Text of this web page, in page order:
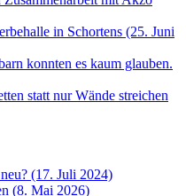
in Schortens (25. Juni
konnten es kaum glauben.
statt nur Wände streichen
(17. Juli 2024)
(8. Mai 2026)